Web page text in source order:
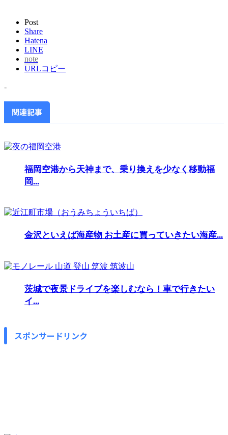
Post
Share
Hatena
LINE
note
URLコピー
-
関連記事
福岡空港から天神まで、乗り換えを少なく移動福
岡...
金沢といえば海産物 お土産に買っていきたい海産...
茨城で夜景ドライブを楽しむなら！車で行きたい
イ...
スポンサードリンク